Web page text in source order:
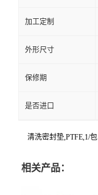
加工定制
外形尺寸
保修期
是否进口
清洗密封垫,PTFE,1/包
相关产品：